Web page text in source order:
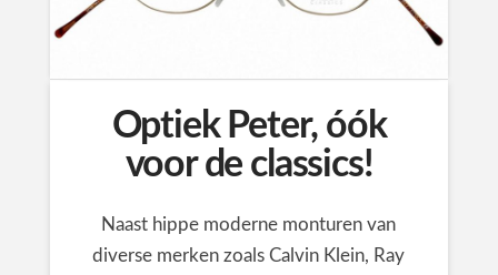
Optiek Peter, óók
voor de classics!
Naast hippe moderne monturen van
diverse merken zoals Calvin Klein, Ray